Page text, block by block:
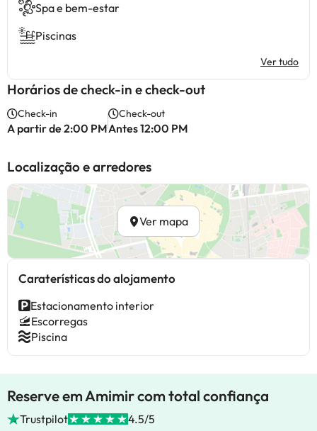
Spa e bem-estar
Piscinas
Ver tudo
Horários de check-in e check-out
Check-in
A partir de 2:00 PM
Check-out
Antes 12:00 PM
Localização e arredores
Ver mapa
Caraterísticas do alojamento
Estacionamento interior
Escorregas
Piscina
Reserve em Amimir com total confiança
Trustpilot 4.5/5